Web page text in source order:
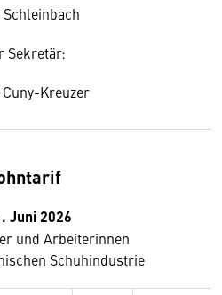
Sekretär:
Kreuzer
Juni 2026
und Arbeiterinnen
Schuhindustrie